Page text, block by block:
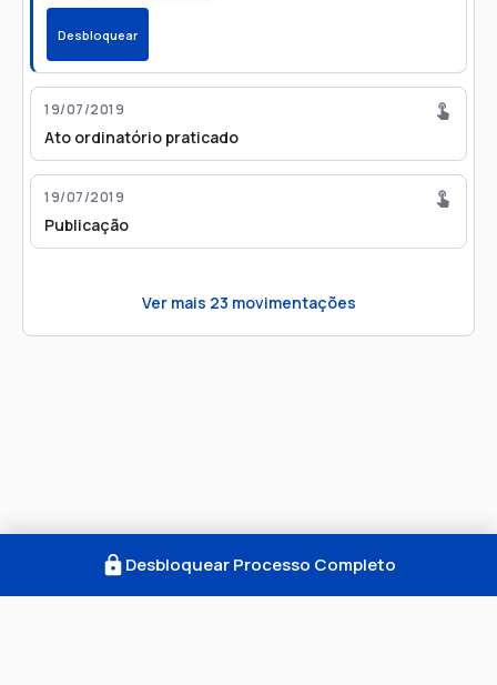
Desbloquear
19/07/2019
Ato ordinatório praticado
19/07/2019
Publicação
Ver mais 23 movimentações
Desbloquear Processo Completo